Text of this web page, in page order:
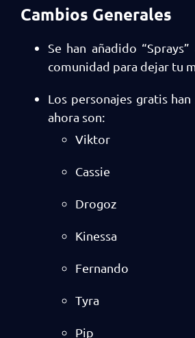
Cambios Generales
Se han añadido
comunidad para dejar tu
Los personajes gratis han
ahora son:
Viktor
Cassie
Drogoz
Kinessa
Fernando
Tyra
Pip